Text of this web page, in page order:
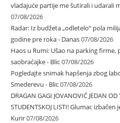
vladajuće partije me šutirali i udarali
07/08/2026
Radar: Iz budžeta „odletelo“ pola
godine pre roka - Danas07/08/2026
Haos u Rumi: Ušao na parking firme,
saobraćajke - Blic07/08/2026
Pogledajte snimak hapšenja zbog
Smederevu - Blic07/08/2026
DRAGAN GAGI JOVANOVIĆ JEDAN
STUDENTSKOJ LISTI! Glumac
Kurir07/08/2026